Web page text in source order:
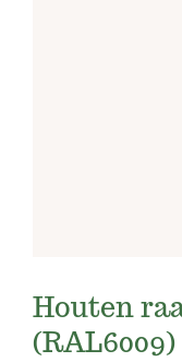
Houten
(RAL6009)